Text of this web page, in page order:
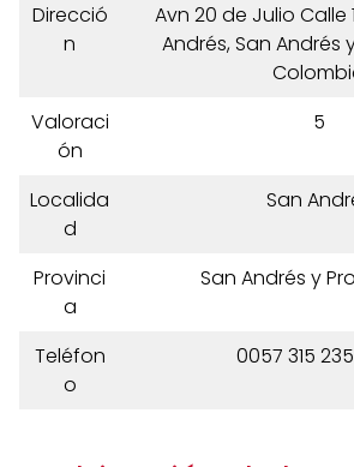
Direcció
n
Avn 20 de Julio Calle
Andrés, San Andrés
Valoraci
ón
5
Localida
d
San
Provinci
a
San Andrés y
Teléfon
o
0057 315